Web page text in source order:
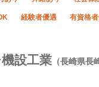
設工業 （長崎県長
経験者優遇 有資格